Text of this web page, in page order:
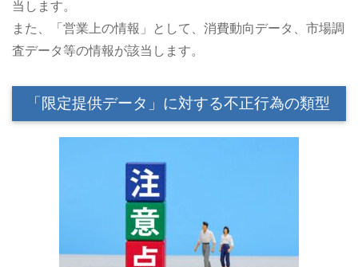
当します。
また、「営業上の情報」として、消費動向データ、市場調
査データ等の情報が該当します。
「限定提供データ」に対する不正行為の類型